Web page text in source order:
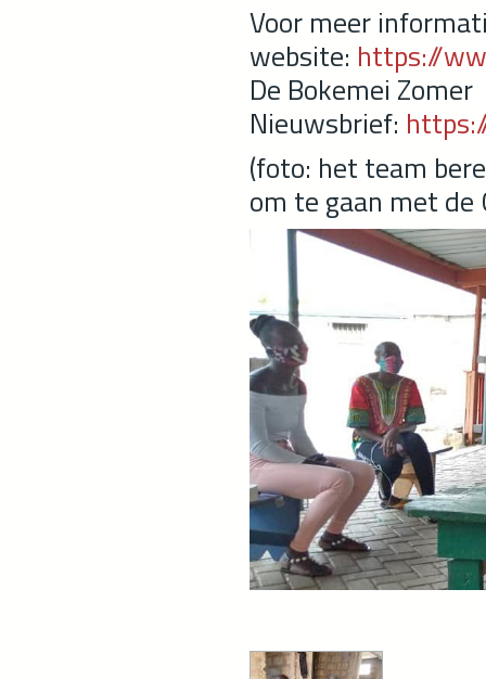
Voor meer
website: https://
De Bokemei Zomer
Nieuwsbrief:
(foto: het team
om te gaan met de